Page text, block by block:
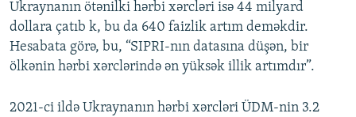
Ukraynanın ötənilki hərbi xərcləri isə 44 milyard
dollara çatıb k, bu da 640 faizlik artım deməkdir.
Hesabata görə, bu, “SIPRI-nın datasına düşən, bir
ölkənin hərbi xərclərində ən yüksək illik artımdır”.
2021-ci ildə Ukraynanın hərbi xərcləri ÜDM-nin 3.2